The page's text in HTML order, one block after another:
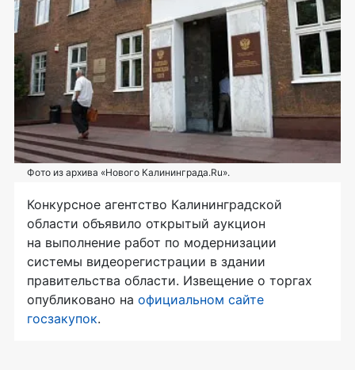
Фото из архива «Нового Калининграда.Ru».
Конкурсное агентство Калининградской
области объявило открытый аукцион
на выполнение работ по модернизации
системы видеорегистрации в здании
правительства области. Извещение о торгах
опубликовано на официальном сайте
госзакупок.